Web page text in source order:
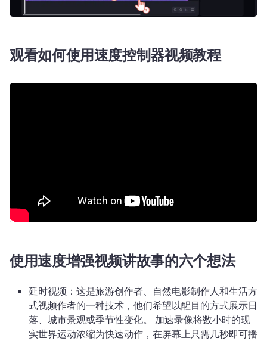
观看如何使用速度控制器视频教程
使用速度增强视频讲故事的六个想法
延时视频：这是旅游创作者、自然电影制作人和生活方
式视频作者的一种技术，他们希望以醒目的方式展示日
落、城市景观或季节性变化。 加速录像将数小时的现
实世界运动浓缩为快速动作，在屏幕上只需几秒即可播